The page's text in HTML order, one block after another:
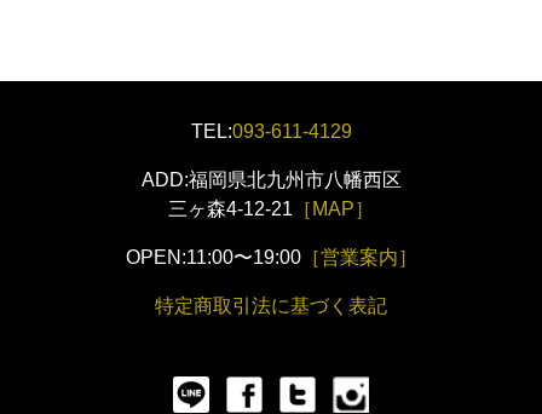
TEL:093-611-4129
ADD:福岡県北九州市八幡西区
三ヶ森4-12-21 ［MAP］
OPEN:11:00〜19:00［営業案内］
特定商取引法に基づく表記